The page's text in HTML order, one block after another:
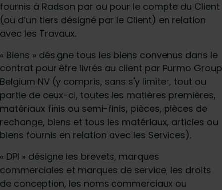
fournis à Radson par ou pour le compte du Client
(ou d’un tiers désigné par le Client) en relation
avec les Travaux.
« Biens » désigne tous les biens convenus dans le
contrat pour être livrés au client par Purmo Group
Belgium NV (y compris, sans s'y limiter, tout ou
partie de ceux-ci, toutes les matières premières,
matériaux finis ou semi-finis, pièces, pièces de
rechange, biens et tous les matériaux, articles ou
biens fournis en relation avec les Services).
« DPI » désigne les brevets, marques
commerciales et marques de service, les droits
de conception, les noms commerciaux ou